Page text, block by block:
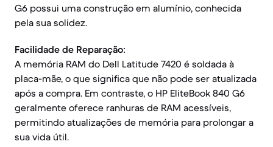
G6 possui uma construção em alumínio, conhecida
pela sua solidez.
Facilidade de Reparação:
A memória RAM do Dell Latitude 7420 é soldada à
placa-mãe, o que significa que não pode ser atualizada
após a compra. Em contraste, o HP EliteBook 840 G6
geralmente oferece ranhuras de RAM acessíveis,
permitindo atualizações de memória para prolongar a
sua vida útil.